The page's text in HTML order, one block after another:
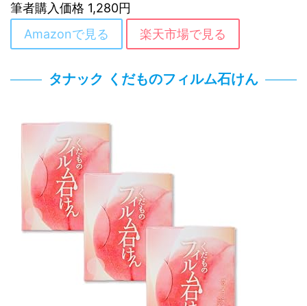
筆者購入価格 1,280円
Amazonで見る
楽天市場で見る
タナック くだものフィルム石けん